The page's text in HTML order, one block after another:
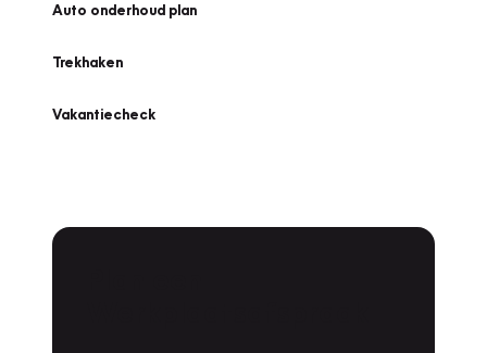
Auto onderhoud plan
Trekhaken
Vakantiecheck